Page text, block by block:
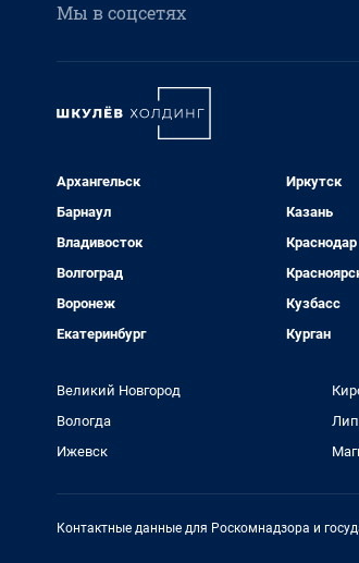
Мы в соцсетях
Архангельск
Барнаул
Владивосток
Волгоград
Воронеж
Екатеринбург
Иркутск
Казань
Краснодар
Кузбасс
Курган
Великий Новгород
Вологда
Ижевск
Контактные данные для Роскомнадзора и